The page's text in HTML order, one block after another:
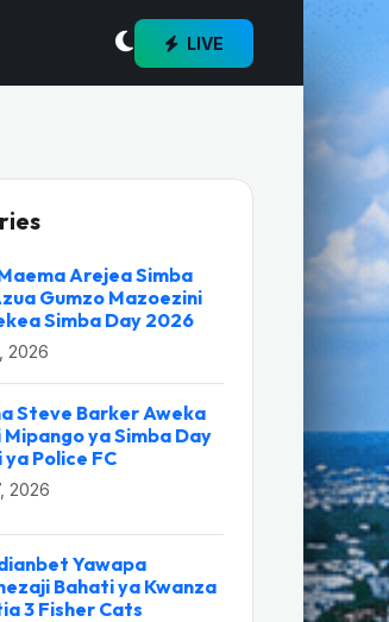
LIVE
Arejea Simba
Gumzo Mazoezini
Simba Day 2026
2026
Steve Barker Aweka
Mipango ya Simba Day
ya Police FC
2026
Yawapa
Bahati ya Kwanza
3 Fisher Cats